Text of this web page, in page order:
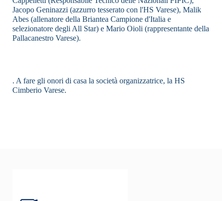
Jacopo Geninazzi (azzurro tesserato con l'HS Varese), Malik
Abes (allenatore della Briantea Campione d'Italia e
selezionatore degli All Star) e Mario Oioli (rappresentante della
Pallacanestro Varese).
. A fare gli onori di casa la società organizzatrice, la HS
Cimberio Varese.